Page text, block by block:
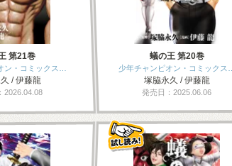
第21巻
ン・コミックス…
/ 伊藤龍
2026.04.08
蟻の王 第20巻
少年チャンピオン・コミックス…
塚脇永久 / 伊藤龍
発売日：2025.06.06